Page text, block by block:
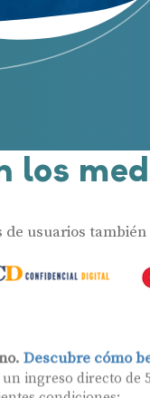
los
usuarios
Descubre cómo
ingreso directo de